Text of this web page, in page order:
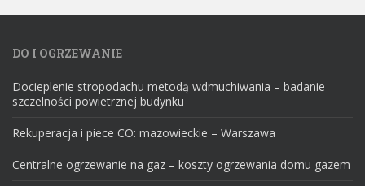
DO I OGRZEWANIE
Docieplenie stropodachu metodą wdmuchiwania – badanie
szczelności powietrznej budynku
Rekuperacja i piece CO: mazowieckie – Warszawa
Centralne ogrzewanie na gaz – koszty ogrzewania domu gazem